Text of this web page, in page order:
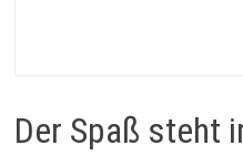
Der Spaß steht